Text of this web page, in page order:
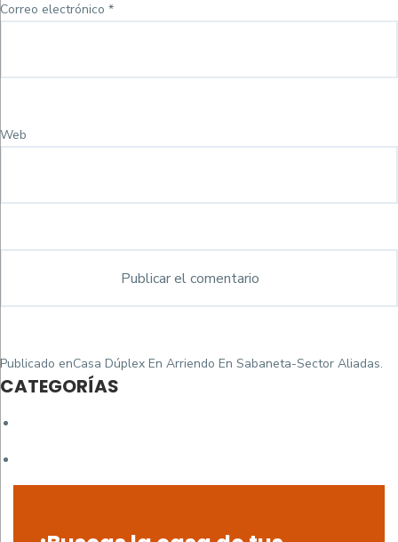
Correo electrónico *
Web
Navegación
de
Publicado enCasa Dúplex En Arriendo En Sabaneta-Sector Aliadas.
CATEGORÍAS